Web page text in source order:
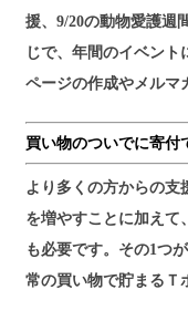
援、9/20の動物愛護週
じで、年間のイベン
ページの作成やメルマ
買い物のついでに寄付
より多くの方からの支
を増やすことに加えて
も必要です。その1つ
常の買い物で貯まるＴ